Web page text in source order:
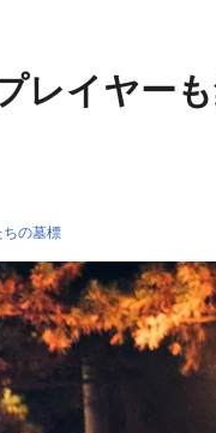
レイヤー
ちの墓標